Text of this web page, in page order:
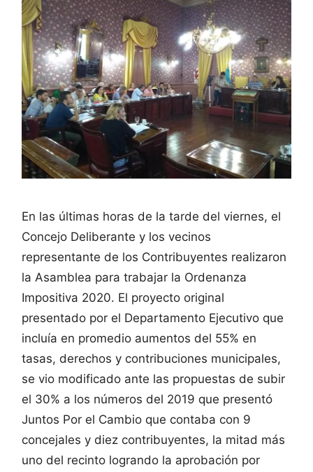
En las últimas horas de la tarde del viernes, el
Concejo Deliberante y los vecinos
representante de los Contribuyentes realizaron
la Asamblea para trabajar la Ordenanza
Impositiva 2020. El proyecto original
presentado por el Departamento Ejecutivo que
incluía en promedio aumentos del 55% en
tasas, derechos y contribuciones municipales,
se vio modificado ante las propuestas de subir
el 30% a los números del 2019 que presentó
Juntos Por el Cambio que contaba con 9
concejales y diez contribuyentes, la mitad más
uno del recinto logrando la aprobación por